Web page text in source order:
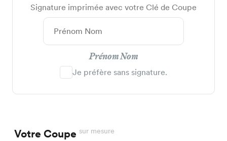
Signature imprimée avec votre Clé de Coupe
Prénom Nom
Je préfère sans signature.
Votre Coupe sur mesure